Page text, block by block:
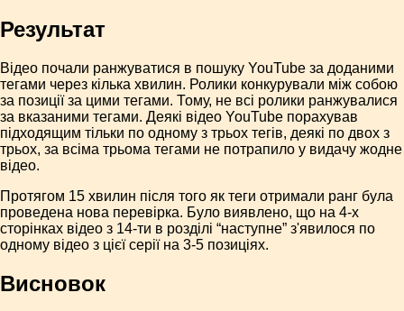
Результат
Відео почали ранжуватися в пошуку YouTube за доданими
тегами через кілька хвилин. Ролики конкурували між собою
за позиції за цими тегами. Тому, не всі ролики ранжувалися
за вказаними тегами. Деякі відео YouTube порахував
підходящим тільки по одному з трьох тегів, деякі по двох з
трьох, за всіма трьома тегами не потрапило у видачу жодне
відео.
Протягом 15 хвилин після того як теги отримали ранг була
проведена нова перевірка. Було виявлено, що на 4-х
сторінках відео з 14-ти в розділі “наступне” з'явилося по
одному відео з цієї серії на 3-5 позиціях.
Висновок